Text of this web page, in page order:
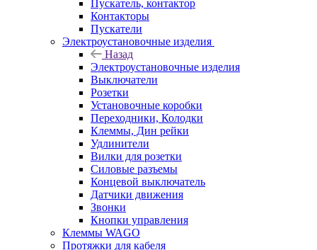
Пускатель, контактор
Контакторы
Пускатели
Электроустановочные изделия
Назад
Электроустановочные изделия
Выключатели
Розетки
Установочные коробки
Переходники, Колодки
Клеммы, Дин рейки
Удлинители
Вилки для розетки
Силовые разъемы
Концевой выключатель
Датчики движения
Звонки
Кнопки управления
Клеммы WAGO
Протяжки для кабеля